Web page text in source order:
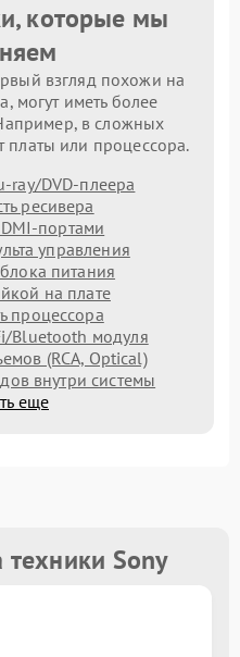
которые мы
взгляд похожи на
могут иметь более
в сложных
платы или процессора.
ray/DVD-плеера
ресивера
портами
управления
питания
на плате
процессора
Bluetooth модуля
(RCA, Optical)
внутри системы
еще
Sony